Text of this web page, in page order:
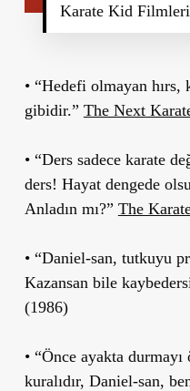
Karate Kid
• “Hedefi olmayan
gibidir.” The Next
• “Ders sadece karate
ders! Hayat dengede
Anladın mı?” The
• “Daniel-san, tutkuyu
Kazansan bile
(1986)
• “Önce ayakta
kuralıdır, Daniel-san,